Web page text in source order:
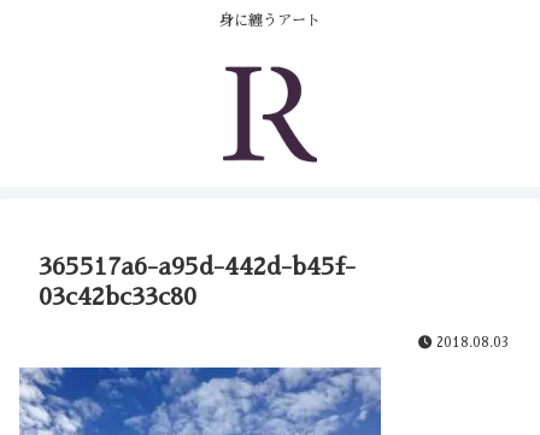
身に纏うアート
365517a6-a95d-442d-b45f-
03c42bc33c80
2018.08.03